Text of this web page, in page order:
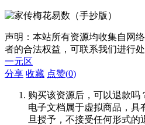
声明：本站所有资源均收集自网
者的合法权益，可联系我们进行处
一元区
分享 收藏 点赞(0)
购买该资源后，可以退款吗
电子文档属于虚拟商品，具
旦授予，不接受任何形式